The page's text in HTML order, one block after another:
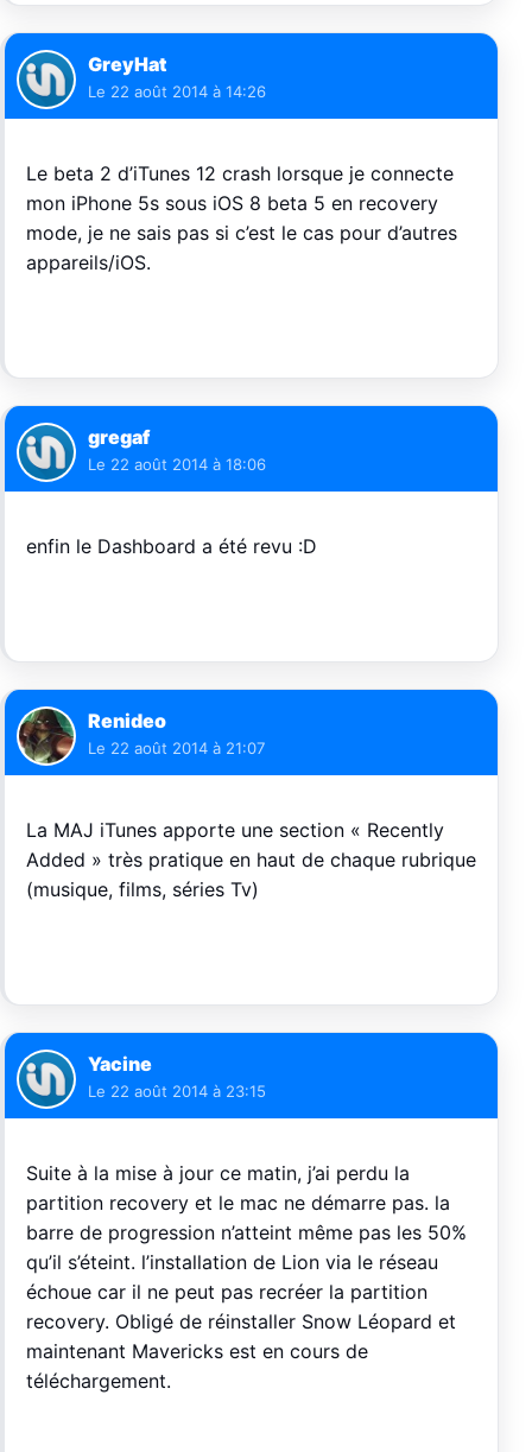
GreyHat
Le 22 août 2014 à 14:26
Le beta 2 d’iTunes 12 crash lorsque je connecte
mon iPhone 5s sous iOS 8 beta 5 en recovery
mode, je ne sais pas si c’est le cas pour d’autres
appareils/iOS.
gregaf
Le 22 août 2014 à 18:06
enfin le Dashboard a été revu :D
Renideo
Le 22 août 2014 à 21:07
La MAJ iTunes apporte une section « Recently
Added » très pratique en haut de chaque rubrique
(musique, films, séries Tv)
Yacine
Le 22 août 2014 à 23:15
Suite à la mise à jour ce matin, j’ai perdu la
partition recovery et le mac ne démarre pas. la
barre de progression n’atteint même pas les 50%
qu’il s’éteint. l’installation de Lion via le réseau
échoue car il ne peut pas recréer la partition
recovery. Obligé de réinstaller Snow Léopard et
maintenant Mavericks est en cours de
téléchargement.